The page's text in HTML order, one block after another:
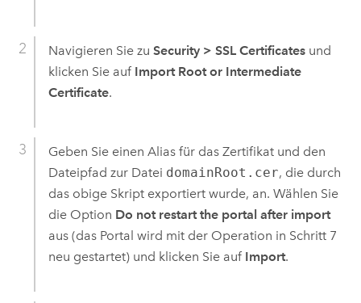
Navigieren Sie zu Security > SSL Certificatesund
klicken Sie auf Import Root or Intermediate
Certificate.
Geben Sie einen Alias für das Zertifikat und den
Dateipfad zur Datei domainRoot.cer, die durch
das obige Skript exportiert wurde, an. Wählen Sie
die Option Do not restart the portal after import
aus (das Portal wird mit der Operation in Schritt 7
neu gestartet) und klicken Sie auf Import.